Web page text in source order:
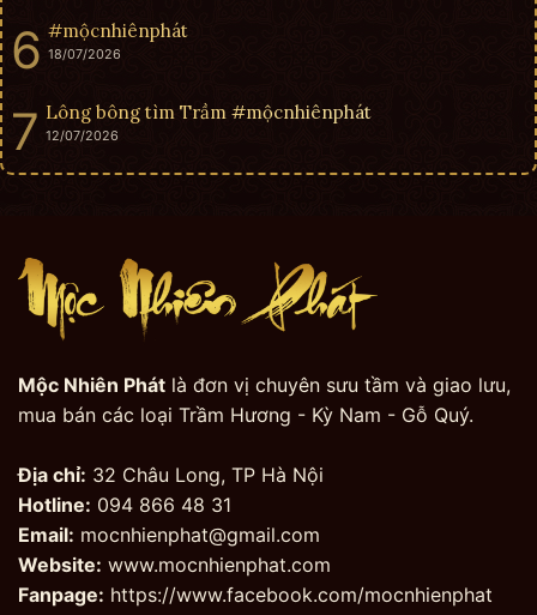
#mộcnhiênphát
18/07/2026
Lông bông tìm Trầm #mộcnhiênphát
12/07/2026
Mộc Nhiên Phát là đơn vị chuyên sưu tầm và giao lưu,
mua bán các loại Trầm Hương - Kỳ Nam - Gỗ Quý.
Địa chỉ: 32 Châu Long, TP Hà Nội
Hotline: 094 866 48 31
Email: mocnhienphat@gmail.com
Website: www.mocnhienphat.com
Fanpage: https://www.facebook.com/mocnhienphat